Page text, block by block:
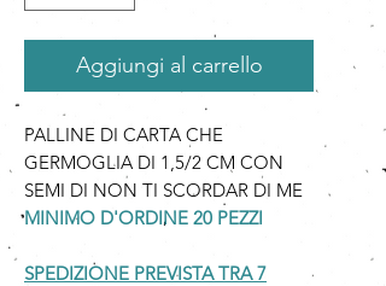
Aggiungi al carrello
PALLINE DI CARTA CHE
GERMOGLIA DI 1,5/2 CM CON
SEMI DI NON TI SCORDAR DI ME
MINIMO D'ORDINE 20 PEZZI
SPEDIZIONE PREVISTA TRA 7